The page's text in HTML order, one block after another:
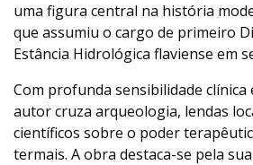
uma figura central na história
que assumiu o cargo de primeiro
Estância Hidrológica flaviense em
Com profunda sensibilidade clínica
autor cruza arqueologia, lendas
científicos sobre o poder
termais. A obra destaca-se pela